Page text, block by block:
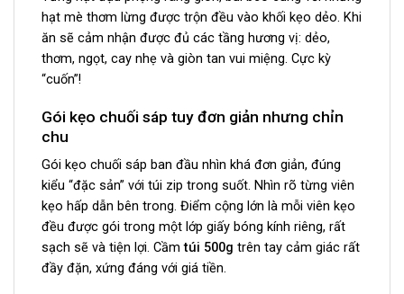
hạt mè thơm lừng được trộn đều vào khối kẹo dẻo. Khi
ăn sẽ cảm nhận được đủ các tầng hương vị: dẻo,
thơm, ngọt, cay nhẹ và giòn tan vui miệng. Cực kỳ
“cuốn”!
Gói kẹo chuối sáp tuy đơn giản nhưng chỉn
chu
Gói kẹo chuối sáp ban đầu nhìn khá đơn giản, đúng
kiểu “đặc sản” với túi zip trong suốt. Nhìn rõ từng viên
kẹo hấp dẫn bên trong. Điểm cộng lớn là mỗi viên kẹo
đều được gói trong một lớp giấy bóng kính riêng, rất
sạch sẽ và tiện lợi. Cầmtúi 500g trên tay cảm giác rất
đầy đặn, xứng đáng với giá tiền.